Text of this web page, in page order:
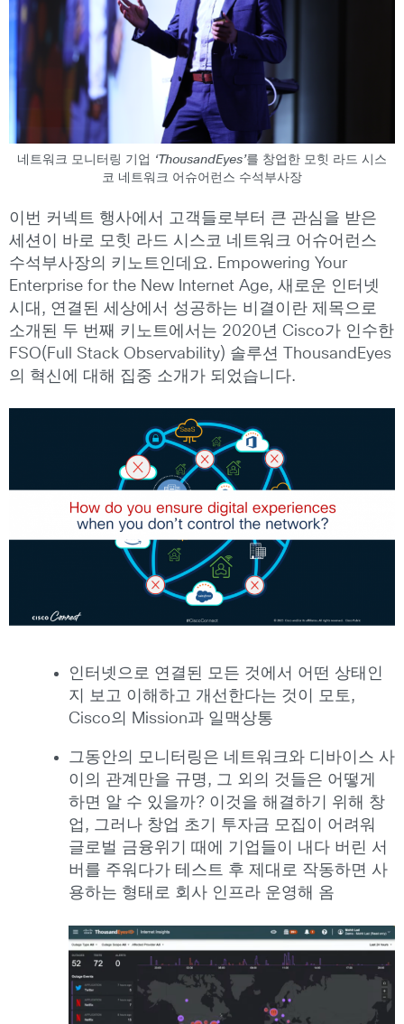
네트워크 모니터링 기업 ‘ThousandEyes’를 창업한 모힛 라드 시스
코 네트워크 어슈어런스 수석부사장
이번 커넥트 행사에서 고객들로부터 큰 관심을 받은
세션이 바로 모힛 라드 시스코 네트워크 어슈어런스
수석부사장의 키노트인데요. Empowering Your
Enterprise for the New Internet Age, 새로운 인터넷
시대, 연결된 세상에서 성공하는 비결이란 제목으로
소개된 두 번째 키노트에서는 2020년 Cisco가 인수한
FSO(Full Stack Observability) 솔루션 ThousandEyes
의 혁신에 대해 집중 소개가 되었습니다.
인터넷으로 연결된 모든 것에서 어떤 상태인
지 보고 이해하고 개선한다는 것이 모토,
Cisco의 Mission과 일맥상통
그동안의 모니터링은 네트워크와 디바이스 사
이의 관계만을 규명, 그 외의 것들은 어떻게
하면 알 수 있을까? 이것을 해결하기 위해 창
업, 그러나 창업 초기 투자금 모집이 어려워
글로벌 금융위기 때에 기업들이 내다 버린 서
버를 주워다가 테스트 후 제대로 작동하면 사
용하는 형태로 회사 인프라 운영해 옴